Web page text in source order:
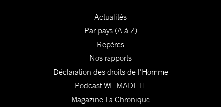
Actualités
Par pays (A à Z)
Repères
Nos rapports
Déclaration des droits de l'Homme
Podcast WE MADE IT
Magazine La Chronique